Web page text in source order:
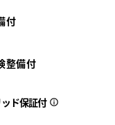
付
整備付
ド保証付